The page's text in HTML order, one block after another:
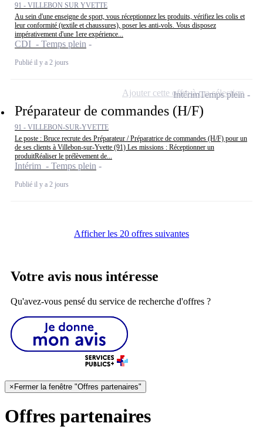
91 - VILLEBON SUR YVETTE
Au sein d'une enseigne de sport, vous réceptionnez les produits, vérifiez les colis et
leur conformité (textile et chaussures), poser les anti-vols. Vous disposez
impérativement d'une 1ere expérience...
CDI - Temps plein
Publié il y a 2 jours
Préparateur de commandes (H/F)
91 - VILLEBON-SUR-YVETTE
Le poste : Bruce recrute des Préparateur / Préparatrice de commandes (H/F) pour un
de ses clients à Villebon-sur-Yvette (91) Les missions : Réceptionner un
produitRéaliser le prélèvement de...
Intérim - Temps plein
Publié il y a 2 jours
IntérimTemps plein
Ajouter cette offre à ma sélection
Afficher les 20 offres suivantes
Votre avis nous intéresse
Qu'avez-vous pensé du service de recherche d'offres ?
× Fermer la fenêtre "Offres partenaires"
Offres partenaires